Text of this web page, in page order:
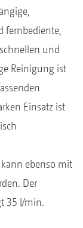
fernbediente,
und
Reinigung ist
Einsatz ist
ebenso mit
Der
35 l/min.